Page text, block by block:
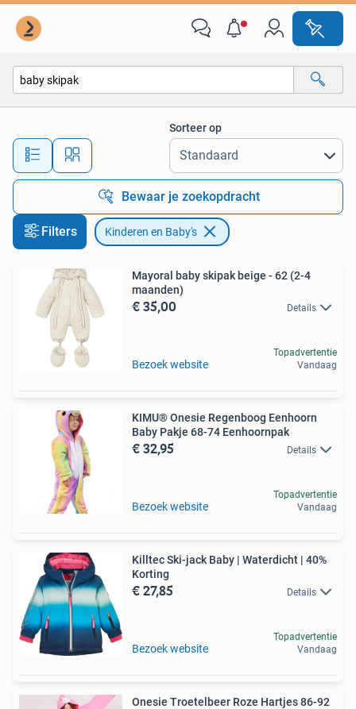
Alle afstanden…
Sorteer op
Bewaar je zoekopdracht
Filters Kinderen en Baby's
Mayoral baby skipak beige - 62 (2-4
maanden)
€ 35,00 Details
Bezoek website
Topadvertentie
Vandaag
KIMU® Onesie Regenboog Eenhoorn
Baby Pakje 68-74 Eenhoornpak
€ 32,95 Details
Bezoek website
Topadvertentie
Vandaag
Killtec Ski-jack Baby | Waterdicht | 40%
Korting
€ 27,85 Details
Bezoek website
Topadvertentie
Vandaag
Onesie Troetelbeer Roze Hartjes 86-92